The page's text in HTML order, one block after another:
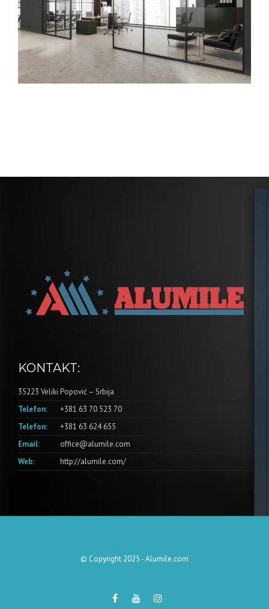
KONTAKT:
35223 Veliki Popović – Srbija
Telefon:
+381 63 70 523 70
Telefon:
+381 63 624 655
Email:
office@alumile.com
Web:
http://alumile.com/
© Copyright 2025 - Alumile.com